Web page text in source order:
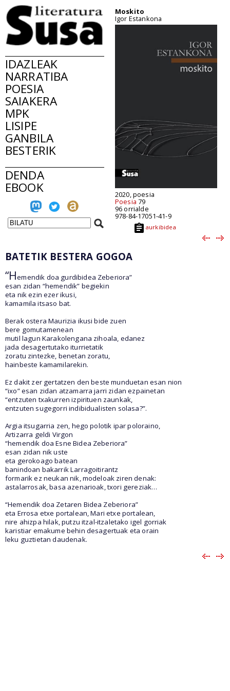
IDAZLEAK
NARRATIBA
POESIA
SAIAKERA
MPK
LISIPE
GANBILA
BESTERIK
DENDA
EBOOK
Moskito
Igor Estankona
2020, poesia
Poesia 79
96 orrialde
978-84-17051-41-9
aurkibidea
BATETIK BESTERA GOGOA
“Hemendik doa gurdibidea Zeberiora”
esan zidan “hemendik” begiekin
eta nik ezin ezer ikusi,
kamamila itsaso bat.
Berak ostera Maurizia ikusi bide zuen
bere gomutamenean
mutil lagun Karakolengana zihoala, edanez
jada desagertutako iturrietatik
zoratu zintezke, benetan zoratu,
hainbeste kamamilarekin.
Ez dakit zer gertatzen den beste munduetan esan nion
“ixo” esan zidan atzamarra jarri zidan ezpainetan
“entzuten txakurren izpirituen zaunkak,
entzuten sugegorri indibidualisten solasa?”.
Argia itsugarria zen, hego polotik ipar poloraino,
Artizarra geldi Virgon
“hemendik doa Esne Bidea Zeberiora”
esan zidan nik uste
eta gerokoago batean
banindoan bakarrik Larragoitirantz
formarik ez neukan nik, modeloak ziren denak:
astalarrosak, basa azenarioak, txori gereziak…
“Hemendik doa Zetaren Bidea Zeberiora”
eta Errosa etxe portalean, Mari etxe portalean,
nire ahizpa hilak, putzu itzal-itzaletako igel gorriak
karistiar emakume behin desagertuak eta orain
leku guztietan daudenak.